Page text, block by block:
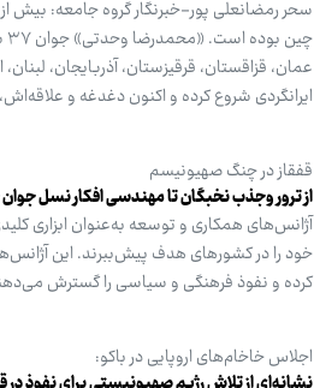
عمان، قزاقستان، قرقیزستان، آذربایجان،
ایرانگردی شروع کرده و اکنون دغدغه و
قفقاز در چنگ صهیونیسم
از ترور وجذب نخبگان تا مهندسی افکار نسل
آژانس‌های همکاری و توسعه به‌عنوان ابزاری
خود را در کشورهای هدف پیش‌ببرند. این
کرده و نفوذ فرهنگی و سیاسی را گسترش
اجلاس خاخام‌های اروپایی در باکو: